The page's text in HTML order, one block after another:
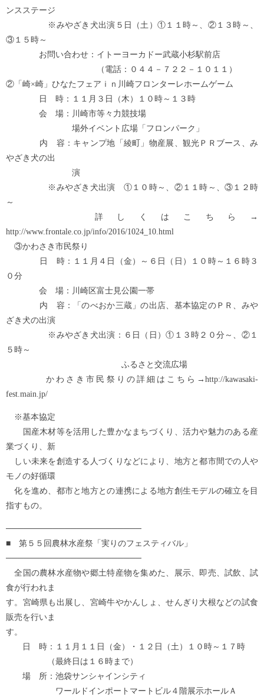
ンスステージ
※みやざき犬出演５日（土）①１１時～、②１３時～、
③１５時～
お問い合わせ：イトーヨーカドー武蔵小杉駅前店
（電話：０４４－７２２－１０１１）
②「崎×崎」ひなたフェアｉｎ川崎フロンターレホームゲーム
日 時：１１月３日（木）１０時～１３時
会 場：川崎市等々力競技場
場外イベント広場「フロンパーク」
内 容：キャンプ地「綾町」物産展、観光ＰＲブース、み
やざき犬の出
演
※みやざき犬出演 ①１０時～、②１１時～、③１２時
～
詳しくはこちら→
http://www.frontale.co.jp/info/2016/1024_10.html
③かわさき市民祭り
日 時：１１月４日（金）～６日（日）１０時～１６時３
０分
会 場：川崎区富士見公園一帯
内 容：「のべおか三蔵」の出店、基本協定のＰＲ、みや
ざき犬の出演
※みやざき犬出演：６日（日）①１３時２０分～、②１
５時～
ふるさと交流広場
かわさき市民祭りの詳細はこちら→http://kawasaki-
fest.main.jp/
※基本協定
国産木材等を活用した豊かなまちづくり、活力や魅力のある産
業づくり、新
しい未来を創造する人づくりなどにより、地方と都市間での人や
モノの好循環
化を進め、都市と地方との連携による地方創生モデルの確立を目
指すもの。
───────────────────────
■ 第５５回農林水産祭「実りのフェスティバル」
───────────────────────
全国の農林水産物や郷土特産物を集めた、展示、即売、試飲、試
食が行われま
す。宮崎県も出展し、宮崎牛やかんしょ、せんぎり大根などの試食
販売を行いま
す。
日 時：１１月１１日（金）・１２日（土）１０時～１７時
（最終日は１６時まで）
場 所：池袋サンシャインシティ
ワールドインポートマートビル４階展示ホールＡ